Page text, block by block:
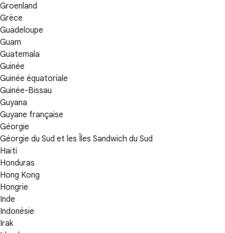
Groenland
Grèce
Guadeloupe
Guam
Guatemala
Guinée
Guinée équatoriale
Guinée-Bissau
Guyana
Guyane française
Géorgie
Géorgie du Sud et les Îles Sandwich du Sud
Haïti
Honduras
Hong Kong
Hongrie
Inde
Indonésie
Irak